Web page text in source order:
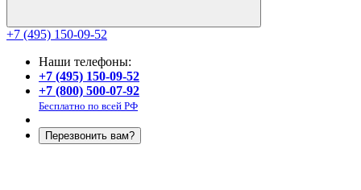
+7 (495) 150-09-52
Наши телефоны:
+7 (495) 150-09-52
+7 (800) 500-07-92
Бесплатно по всей РФ
Перезвонить вам?